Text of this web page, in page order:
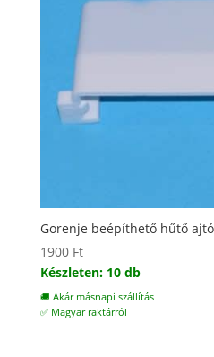
Gorenje beépíthető hűtő
1900 Ft
Készleten: 10 db
🚚 Akár másnapi szállítás
✅ Magyar raktárról